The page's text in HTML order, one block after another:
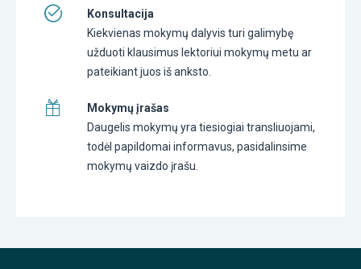
Konsultacija
Kiekvienas mokymų dalyvis turi galimybę
užduoti klausimus lektoriui mokymų metu ar
pateikiant juos iš anksto.
Mokymų įrašas
Daugelis mokymų yra tiesiogiai transliuojami,
todėl papildomai informavus, pasidalinsime
mokymų vaizdo įrašu.